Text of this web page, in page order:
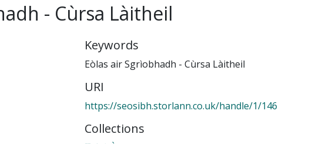
- Cùrsa Làitheil
Keywords
Eòlas air Sgrìobhadh - Cùrsa Làitheil
URI
https://seosibh.storlann.co.uk/handle/1/146
Collections